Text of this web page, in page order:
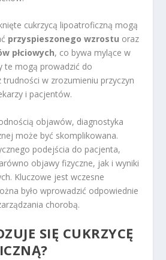
cukrzycą lipoatroficzną mogą
przyspieszonego wzrostu oraz
płciowych, co bywa mylące w
te mogą prowadzić do
w zrozumieniu przyczyn
i pacjentów.
objawów, diagnostyka
może być skomplikowana.
podejścia do pacjenta,
objawy fizyczne, jak i wyniki
Kluczowe jest wczesne
było wprowadzić odpowiednie
chorobą.
SIĘ CUKRZYCĘ